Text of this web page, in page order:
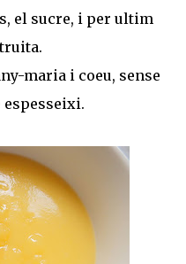
el sucre, i per ultim
maria i coeu, sense
espesseixi.